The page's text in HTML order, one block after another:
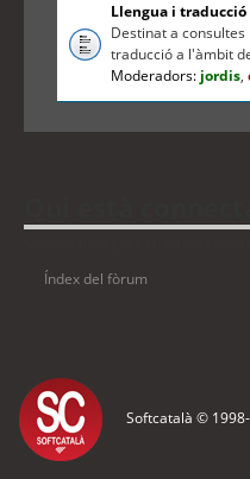
Llengua i
Destinat a
traducció a l'àmbit
Moderadors: jordis,
Índex del fòrum
Softcatalà © 1998-